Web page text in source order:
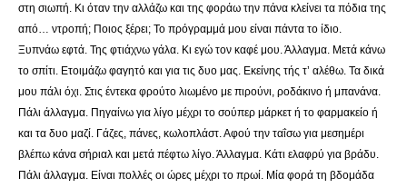
στη σιωπή. Κι όταν την αλλάζω και της φοράω την πάνα κλείνει τα πόδια της
από… ντροπή; Ποιος ξέρει; Το πρόγραμμά μου είναι πάντα το ίδιο.
Ξυπνάω εφτά. Της φτιάχνω γάλα. Κι εγώ τον καφέ μου. Άλλαγμα. Μετά κάνω
το σπίτι. Ετοιμάζω φαγητό και για τις δυο μας. Εκείνης τής τ’ αλέθω. Τα δικά
μου πάλι όχι. Στις έντεκα φρούτο λιωμένο με πιρούνι, ροδάκινο ή μπανάνα.
Πάλι άλλαγμα. Πηγαίνω για λίγο μέχρι το σούπερ μάρκετ ή το φαρμακείο ή
και τα δυο μαζί. Γάζες, πάνες, κωλοπλάστ. Αφού την ταΐσω για μεσημέρι
βλέπω κάνα σήριαλ και μετά πέφτω λίγο. Άλλαγμα. Κάτι ελαφρύ για βράδυ.
Πάλι άλλαγμα. Είναι πολλές οι ώρες μέχρι το πρωί. Μία φορά τη βδομάδα